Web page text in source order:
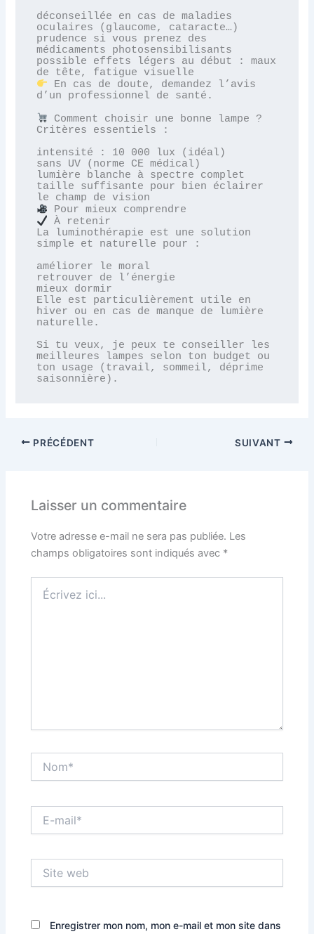
déconseillée en cas de maladies
oculaires (glaucome, cataracte…)
prudence si vous prenez des
médicaments photosensibilisants
possible effets légers au début : maux
En cas de doute, demandez l’avis
d’un professionnel de santé.
Comment choisir une bonne lampe ?
Critères essentiels :
intensité : 10 000 lux (idéal)
sans UV (norme CE médical)
lumière blanche à spectre complet
taille suffisante pour bien éclairer
À retenir
La luminothérapie est une solution
simple et naturelle pour :
améliorer le moral
retrouver de l’énergie
mieux dormir
Elle est particulièrement utile en
hiver ou en cas de manque de lumière
naturelle.
Si tu veux, je peux te conseiller les
meilleures lampes selon ton budget ou
ton usage (travail, sommeil, déprime
saisonnière).
PRÉCÉDENT SUIVANT
Laisser un commentaire
Votre adresse e-mail ne sera pas publiée. Les
champs obligatoires sont indiqués avec *
ici...
mail*
web
Enregistrer mon nom, mon e-mail et mon site dans
Georgian